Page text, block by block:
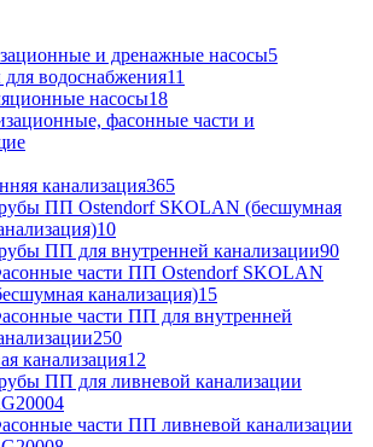
и дренажные насосы5
водоснабжения11
насосы18
фасонные части и
канализация365
ПП Ostendorf SKOLAN (бесшумная
10
ПП для внутренней канализации90
части ПП Ostendorf SKOLAN
канализация)15
части ПП для внутренней
250
канализация12
ПП для ливневой канализации
4
части ПП ливневой канализации